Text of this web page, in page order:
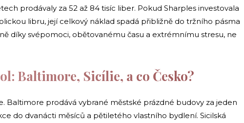
prodávaly za 52 až 84 tisíc liber. Pokud Sharples investovala
libru, její celkový náklad spadá přibližně do tržního pásma
díky svépomoci, obětovanému času a extrémnímu stresu, ne
Baltimore, Sicílie, a co Česko?
Baltimore prodává vybrané městské prázdné budovy za jeden
do dvanácti měsíců a pětiletého vlastního bydlení. Sicilská